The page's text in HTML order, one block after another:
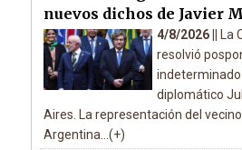
nuevos dichos de Javier
4/8/2026 ||
resolvió
indeterminado
diplomático
Aires. La representación del
Argentina...(+)